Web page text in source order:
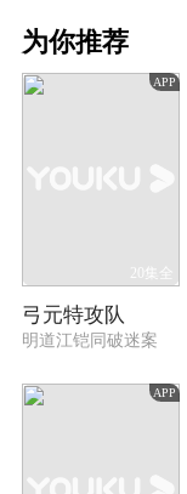
为你推荐
APP
20集全
弓元特攻队
明道江铠同破迷案
APP